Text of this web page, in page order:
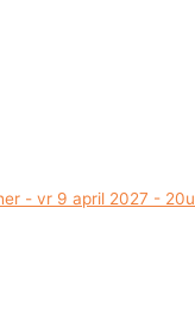
- vr 9 april 2027 - 20u